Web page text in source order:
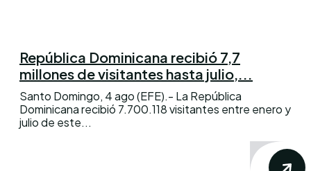
República Dominicana recibió 7,7
millones de visitantes hasta julio,...
Santo Domingo, 4 ago (EFE).- La República
Dominicana recibió 7.700.118 visitantes entre enero y
julio de este...